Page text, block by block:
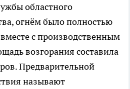
областного
огнём было полностью
с производственным
возгорания составила
Предварительной
называют